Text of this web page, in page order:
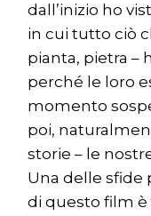
dall’inizio ho
in cui tutto ciò
pianta, pietra –
perché le loro
momento
poi,
storie – le
Una delle sfide
di questo film è